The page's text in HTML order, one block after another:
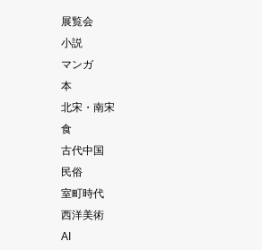
展覧会
小説
マンガ
本
北宋・南宋
食
古代中国
民俗
室町時代
西洋美術
AI